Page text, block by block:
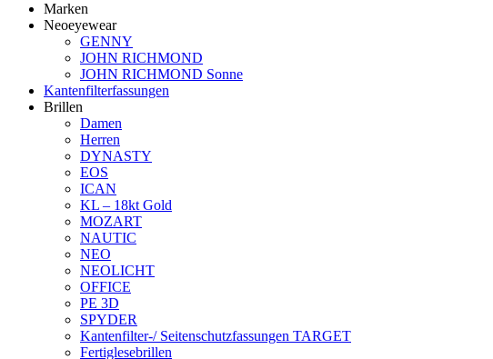
Marken
Neoeyewear
GENNY
JOHN RICHMOND
JOHN RICHMOND Sonne
Kantenfilterfassungen
Brillen
Damen
Herren
DYNASTY
EOS
ICAN
KL – 18kt Gold
MOZART
NAUTIC
NEO
NEOLICHT
OFFICE
PE 3D
SPYDER
Kantenfilter-/ Seitenschutzfassungen TARGET
Fertiglesebrillen